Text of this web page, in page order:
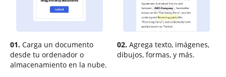
01. Carga un documento
desde tu ordenador o
almacenamiento en la nube.
02. Agrega texto, imágenes,
dibujos, formas, y más.